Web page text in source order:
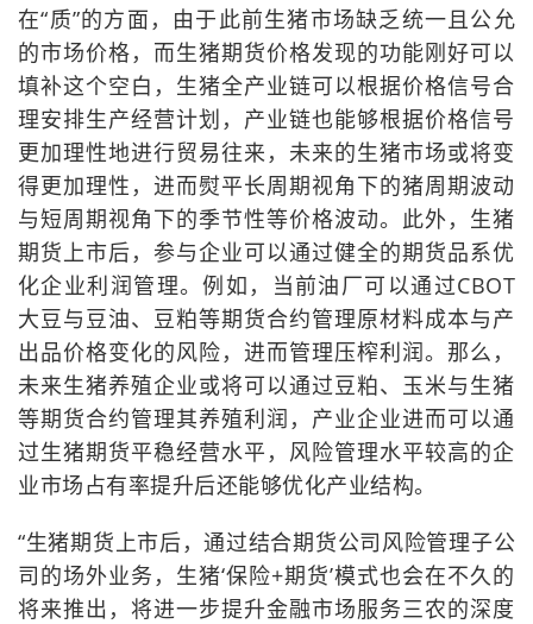
在“质”的方面，由于此前生猪市场缺乏统一且公允
的市场价格，而生猪期货价格发现的功能刚好可以
填补这个空白，生猪全产业链可以根据价格信号合
理安排生产经营计划，产业链也能够根据价格信号
更加理性地进行贸易往来，未来的生猪市场或将变
得更加理性，进而熨平长周期视角下的猪周期波动
与短周期视角下的季节性等价格波动。此外，生猪
期货上市后，参与企业可以通过健全的期货品系优
化企业利润管理。例如，当前油厂可以通过CBOT
大豆与豆油、豆粕等期货合约管理原材料成本与产
出品价格变化的风险，进而管理压榨利润。那么，
未来生猪养殖企业或将可以通过豆粕、玉米与生猪
等期货合约管理其养殖利润，产业企业进而可以通
过生猪期货平稳经营水平，风险管理水平较高的企
业市场占有率提升后还能够优化产业结构。
“生猪期货上市后，通过结合期货公司风险管理子公
司的场外业务，生猪‘保险+期货’模式也会在不久的
将来推出，将进一步提升金融市场服务三农的深度